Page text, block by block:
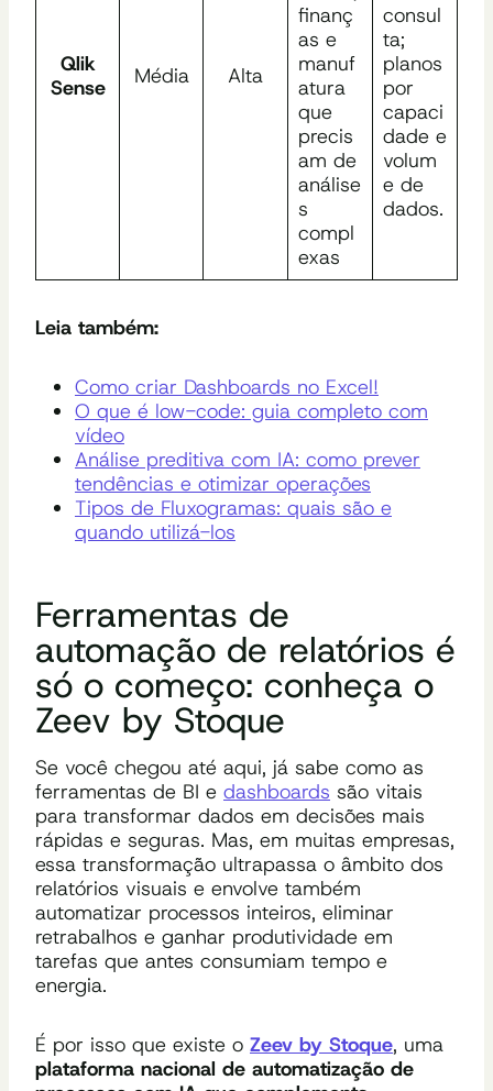
Qlik
Sense
Média Alta
finanç
as e
manuf
atura
que
precis
am de
análise
s
compl
exas
consul
ta;
planos
por
capaci
dade e
volum
e de
dados.
Leia também:
Como criar Dashboards no Excel!
O que é low-code: guia completo com
vídeo
Análise preditiva com IA: como prever
tendências e otimizar operações
Tipos de Fluxogramas: quais são e
quando utilizá-los
Ferramentas de
automação de relatórios é
só o começo: conheça o
Zeev by Stoque
Se você chegou até aqui, já sabe como as
ferramentas de BI e dashboards são vitais
para transformar dados em decisões mais
rápidas e seguras. Mas, em muitas empresas,
essa transformação ultrapassa o âmbito dos
relatórios visuais e envolve também
automatizar processos inteiros, eliminar
retrabalhos e ganhar produtividade em
tarefas que antes consumiam tempo e
energia.
É por isso que existe o Zeev by Stoque, uma
plataforma nacional de automatização de